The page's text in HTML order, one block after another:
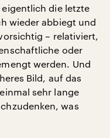
die letzte
wieder abbiegt und
– relativiert,
oder
werden. Und
Bild, auf das
sehr lange
was